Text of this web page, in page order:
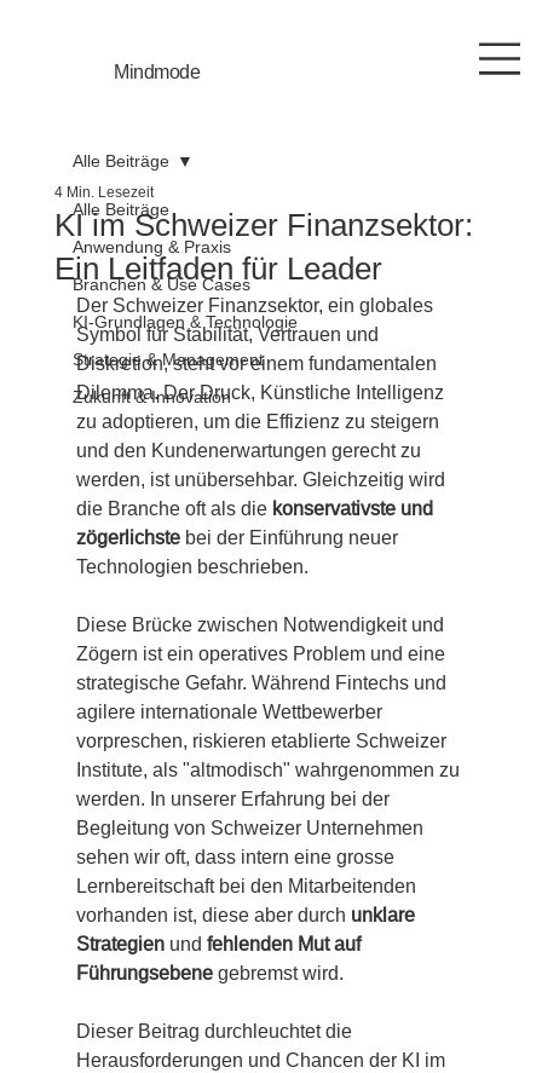
Mindmode
Alle Beiträge
Anwendung & Praxis
Branchen & Use Cases
KI-Grundlagen & Technologie
Strategie & Management
Zukunft & Innovation
Alle Beiträge
KI im Schweizer Finanzsektor:
Ein Leitfaden für Leader
4 Min. Lesezeit
Der Schweizer Finanzsektor, ein globales
Symbol für Stabilität, Vertrauen und
Diskretion, steht vor einem fundamentalen
Dilemma. Der Druck, Künstliche Intelligenz
zu adoptieren, um die Effizienz zu steigern
und den Kundenerwartungen gerecht zu
werden, ist unübersehbar. Gleichzeitig wird
die Branche oft als die konservativste und
zögerlichste bei der Einführung neuer
Technologien beschrieben.
Diese Brücke zwischen Notwendigkeit und
Zögern ist ein operatives Problem und eine
strategische Gefahr. Während Fintechs und
agilere internationale Wettbewerber
vorpreschen, riskieren etablierte Schweizer
Institute, als "altmodisch" wahrgenommen zu
werden. In unserer Erfahrung bei der
Begleitung von Schweizer Unternehmen
sehen wir oft, dass intern eine grosse
Lernbereitschaft bei den Mitarbeitenden
vorhanden ist, diese aber durch unklare
Strategien und fehlenden Mut auf
Führungsebene gebremst wird.
Dieser Beitrag durchleuchtet die
Herausforderungen und Chancen der KI im